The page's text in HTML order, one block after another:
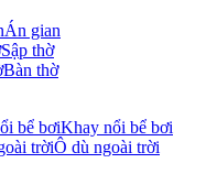
Án gian
Sập thờ
Bàn thờ
Khay nổi bể bơi
Ô dù ngoài trời